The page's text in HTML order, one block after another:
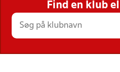
STILLINGER,
HOLD
Find en klub